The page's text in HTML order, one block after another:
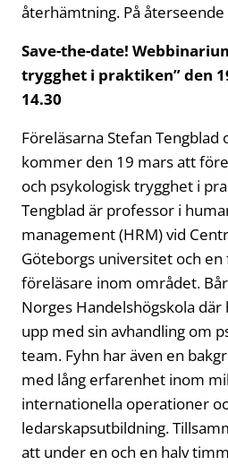
återhämtning. På
Save-the-date!
trygghet i praktiken” den
14.30
Föreläsarna Stefan Tengblad
kommer den 19 mars att
och psykologisk trygghet i
Tengblad är professor i
management (HRM) vid
Göteborgs universitet och
föreläsare inom området.
Norges Handelshögskola där
upp med sin avhandling om
team. Fyhn har även en
med lång erfarenhet inom
internationella operationer
ledarskapsutbildning.
att under en och en halv